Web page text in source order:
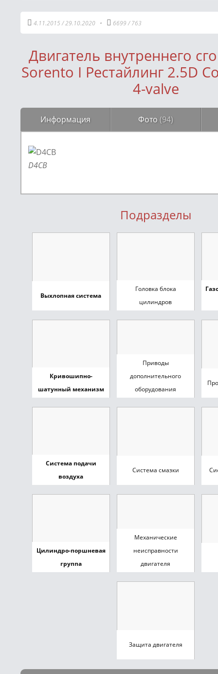
4.11.2015 /29.10.2020 • 6699 /763
Двигатель внутреннего
Sorento I Рестайлинг 2.5D
4-valve
Информация Фото (94)
D4CB
Подразделы
Выхлопная система
Головка блока
цилиндров
Кривошипно-
шатунный механизм
Приводы
дополнительного
оборудования
Система подачи
воздуха
Система смазки
Цилиндро-поршневая
группа
Механические
неисправности
двигателя
Защита двигателя